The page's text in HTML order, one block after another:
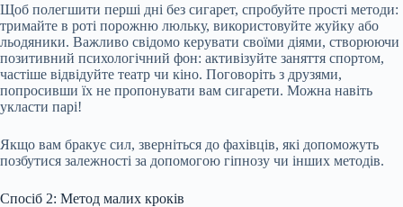
Щоб полегшити перші дні без сигарет, спробуйте прості методи:
тримайте в роті порожню люльку, використовуйте жуйку або
льодяники. Важливо свідомо керувати своїми діями, створюючи
позитивний психологічний фон: активізуйте заняття спортом,
частіше відвідуйте театр чи кіно. Поговоріть з друзями,
попросивши їх не пропонувати вам сигарети. Можна навіть
укласти парі!
Якщо вам бракує сил, зверніться до фахівців, які допоможуть
позбутися залежності за допомогою гіпнозу чи інших методів.
Спосіб 2: Метод малих кроків